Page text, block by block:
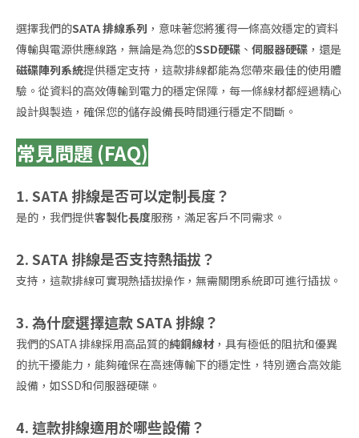
選擇我們的SATA 排線系列 ，意味著您將獲得一條高效穩定的資料
傳輸與電源供應線路，無論是為您的SSD硬碟 、 伺服器硬碟 ，還是
磁碟陣列系統提供穩定支持，這款排線都能為您帶來最佳的使用體
驗。從資料的高效傳輸到電力的穩定保障，每一條線材都經過精心
設計與製造，確保您的儲存設備長時間運行穩定不間斷。
常見問題 (FAQ)
1. SATA 排線是否可以定制長度？
是的，我們提供客製化長度服務，滿足客戶不同需求。
2. SATA 排線是否支持熱插拔？
支持，這款排線可實現熱插拔操作，無需關閉系統即可進行插拔。
3. 為什麼選擇這款 SATA 排線？
我們的SATA 排線採用高品質的純銅線材，具有極低的阻抗和優異
的抗干擾能力，能夠確保在高速傳輸下的穩定性，特別適合高效能
設備，如SSD和伺服器硬碟。
4. 這款排線適用於哪些設備？